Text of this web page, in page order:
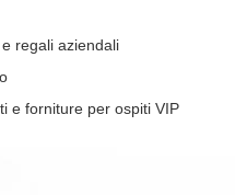
regali aziendali
e forniture per ospiti VIP